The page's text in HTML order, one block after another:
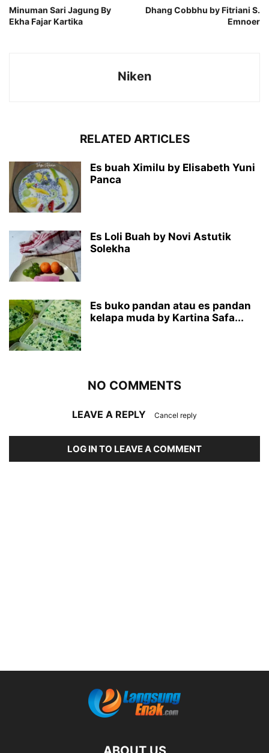
Minuman Sari Jagung By
Ekha Fajar Kartika
Dhang Cobbhu by Fitriani S.
Emnoer
Niken
RELATED ARTICLES
Es buah Ximilu by Elisabeth Yuni
Panca
Es Loli Buah by Novi Astutik
Solekha
Es buko pandan atau es pandan
kelapa muda by Kartina Safa...
NO COMMENTS
LEAVE A REPLY Cancel reply
LOG IN TO LEAVE A COMMENT